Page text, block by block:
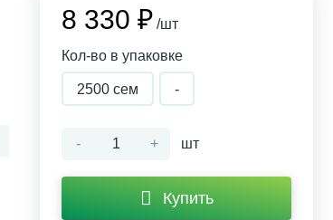
8 330 ₽ /шт
Кол-во в упаковке
2500 cем -
- + шт
Купить